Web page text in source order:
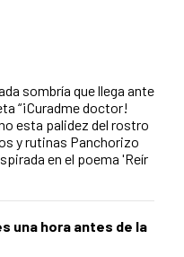
sombría que llega ante
“¡Curadme doctor!
esta palidez del rostro
y rutinas Panchorizo
en el poema 'Reír
una hora antes de la